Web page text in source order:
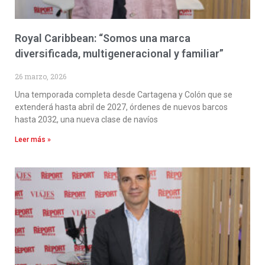
Royal Caribbean: “Somos una marca
diversificada, multigeneracional y familiar”
26 marzo, 2026
Una temporada completa desde Cartagena y Colón que se
extenderá hasta abril de 2027, órdenes de nuevos barcos
hasta 2032, una nueva clase de navíos
Leer más »